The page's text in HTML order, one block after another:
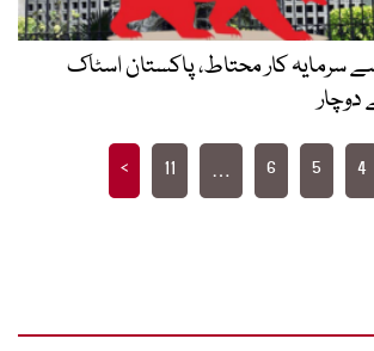
کار محتاط، پاکستان اسٹاک
4
5
6
…
11
>